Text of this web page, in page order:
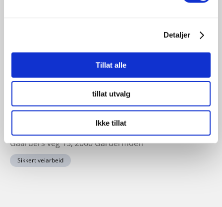
Detaljer
Tillat alle
tillat utvalg
Ikke tillat
Sted: Quality Hotel Ålesund | Sorenskriver Bulls gate 7
23-24
November
11:30 - 17:00
Sikkert veiarbeid konferansen 2026
Sted: Clarion Hotel & Congress Oslo Airport, Hans
Gaarders veg 15, 2060 Gardermoen
Sikkert veiarbeid